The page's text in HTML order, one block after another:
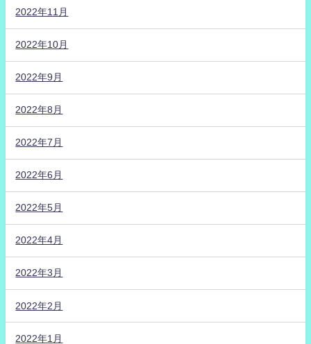
2022年11月
2022年10月
2022年9月
2022年8月
2022年7月
2022年6月
2022年5月
2022年4月
2022年3月
2022年2月
2022年1月